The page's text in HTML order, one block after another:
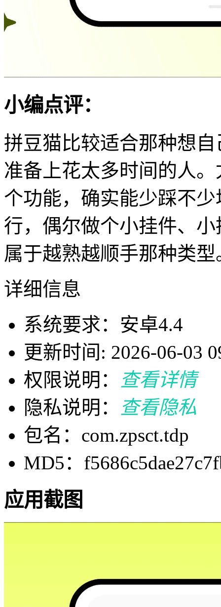
小编点评：
拼豆猫比较适合那种想
准备上花太多时间的人
个功能，确实能少踩不
行，偶尔做个小挂件、
属于越熟越顺手那种类型
详细信息
系统要求：安卓4.4
更新时间: 2026-06-03
权限说明：
查看详情
隐私说明：
查看隐私
包名：com.zpsct.tdp
MD5：
应用截图